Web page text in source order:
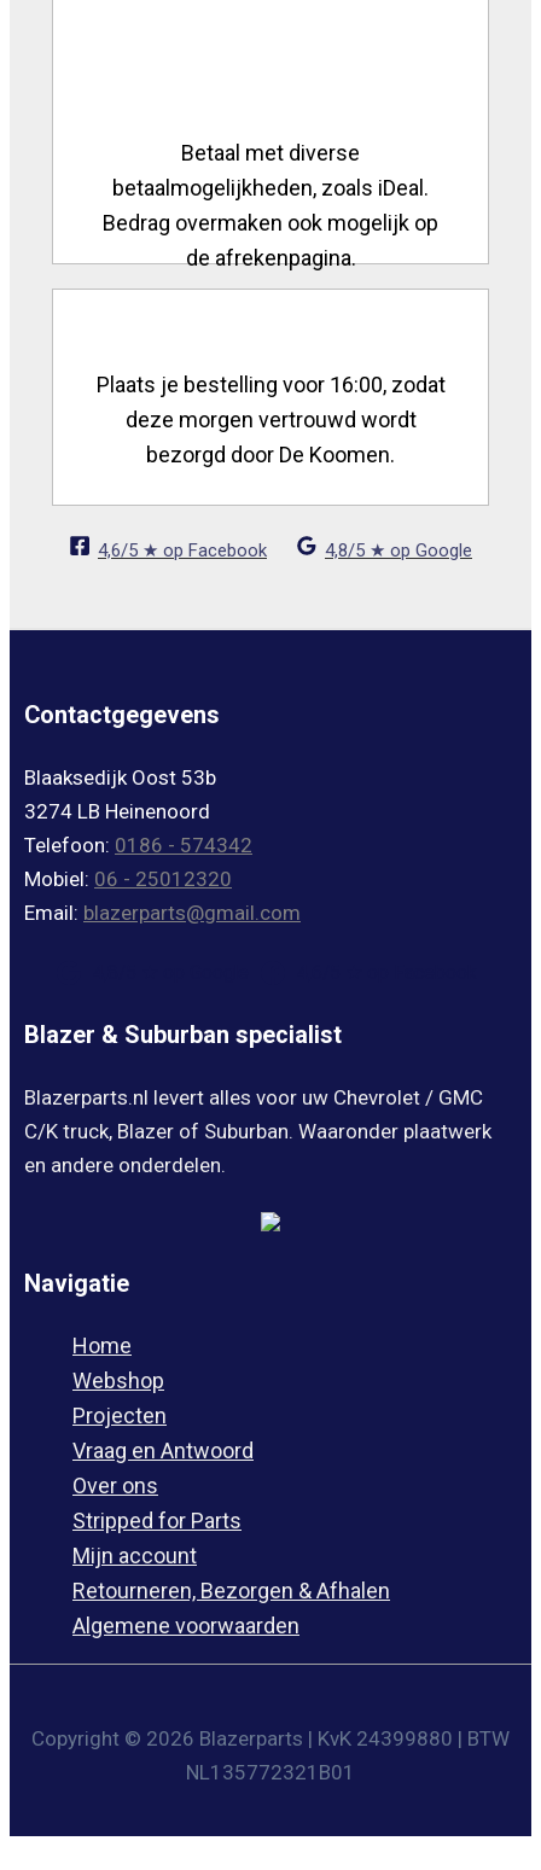
Betaal met diverse
betaalmogelijkheden, zoals iDeal.
Bedrag overmaken ook mogelijk op
de afrekenpagina.
Plaats je bestelling voor 16:00, zodat
deze morgen vertrouwd wordt
bezorgd door De Koomen.
4,6/5 ★ op Facebook 4,8/5 ★ op Google
Contactgegevens
Blaaksedijk Oost 53b
3274 LB Heinenoord
Telefoon: 0186 - 574342
Mobiel: 06 - 25012320
Email: blazerparts@gmail.com
Blazer & Suburban specialist
Blazerparts.nl levert alles voor uw Chevrolet / GMC
C/K truck, Blazer of Suburban. Waaronder plaatwerk
en andere onderdelen.
Navigatie
Home
Webshop
Projecten
Vraag en Antwoord
Over ons
Stripped for Parts
Mijn account
Retourneren, Bezorgen & Afhalen
Algemene voorwaarden
Copyright © 2026 Blazerparts | KvK 24399880 | BTW
NL135772321B01